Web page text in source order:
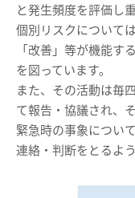
と発生頻度を評価し
個別リスクについて
「改善」等が機能す
を図っています。
また、その活動は毎
て報告・協議され、
緊急時の事象につい
連絡・判断をとるよ